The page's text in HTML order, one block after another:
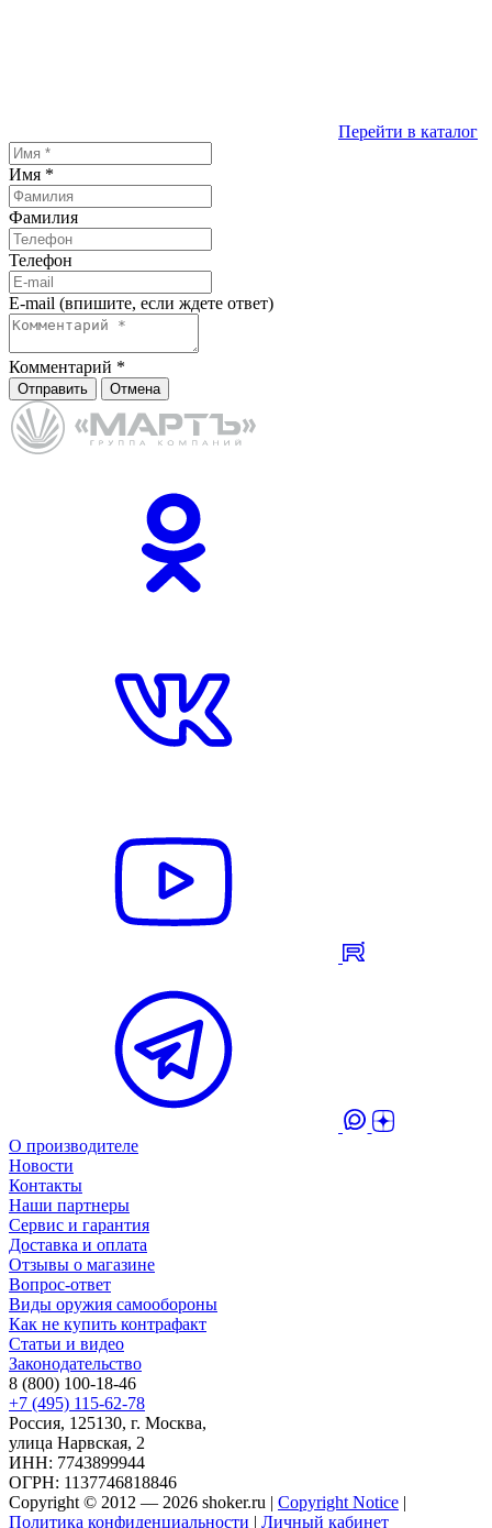
Перейти в каталог
Имя *
Фамилия
Телефон
E-mail (впишите, если ждете ответ)
Комментарий *
Отправить Отмена
О производителе
Новости
Контакты
Наши партнеры
Сервис и гарантия
Доставка и оплата
Отзывы о магазине
Вопрос-ответ
Виды оружия самообороны
Как не купить контрафакт
Статьи и видео
Законодательство
8 (800) 100-18-46
+7 (495) 115-62-78
Россия, 125130, г. Москва,
улица Нарвская, 2
ИНН: 7743899944
ОГРН: 1137746818846
Copyright © 2012 — 2026 shoker.ru | Copyright Notice |
Политика конфиденциальности | Личный кабинет